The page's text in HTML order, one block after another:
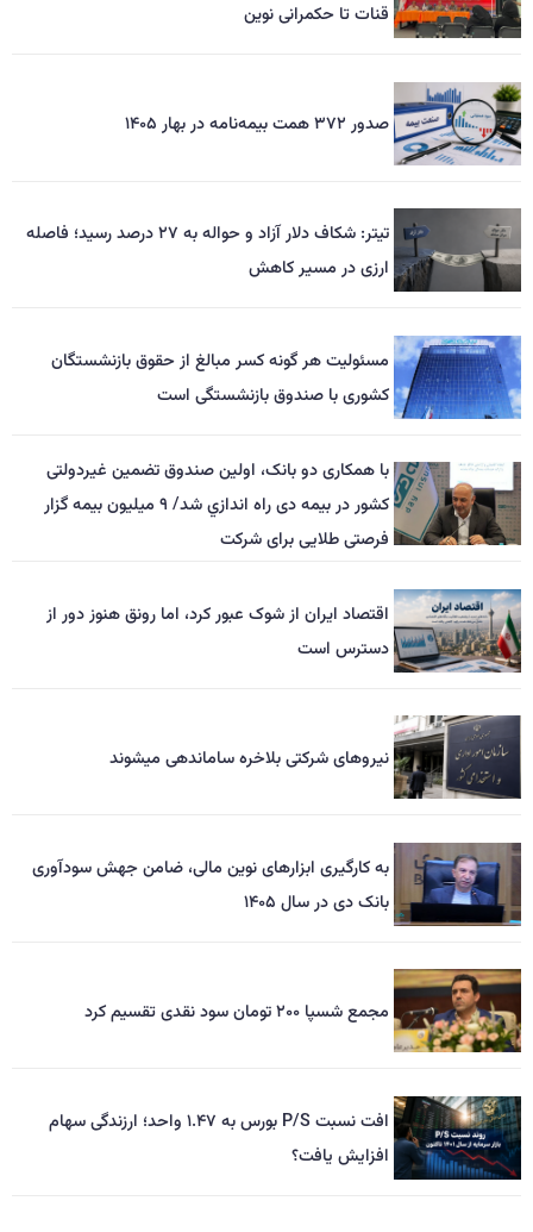
قنات تا حکمرانی نوین
صدور ۳۷۲ همت بیمه‌نامه در بهار ۱۴۰۵
تیتر: شکاف دلار آزاد و حواله به ۲۷ درصد رسید؛ فاصله
ارزی در مسیر کاهش
مسئولیت هر گونه کسر مبالغ از حقوق بازنشستگان
کشوری با صندوق بازنشستگی است
با همکاری دو بانک، اولین صندوق تضمین غیردولتی
کشور در بیمه دی راه اندازي شد/ ۹ میلیون بیمه گزار
فرصتی طلایی برای شرکت
اقتصاد ایران از شوک عبور کرد، اما رونق هنوز دور از
دسترس است
نیروهای شرکتی بلاخره ساماندهی میشوند
به کارگیری ابزارهای نوین مالی، ضامن جهش سودآوری
بانک دی در سال ۱۴۰۵
مجمع شسپا ۲۰۰ تومان سود نقدی تقسیم کرد
افت نسبت P/S بورس به ۱.۴۷ واحد؛ ارزندگی سهام
افزایش یافت؟